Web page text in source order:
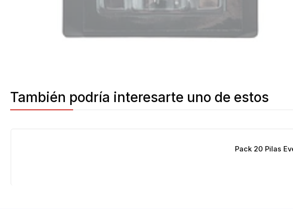
También podría interesarte uno de estos
Pack 20 Pilas